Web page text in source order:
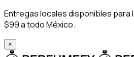
Entregas locales disponibles para
$99 a todo México.
×